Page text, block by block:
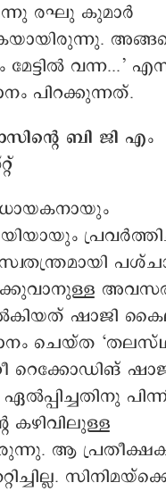
രഘു കുമാര്‍
മേട്ടില്‍ വന്ന...’
പിറക്കുന്നത്.
ബി ജി എം
ഷാജി
ചെയ്ത
റെക്കോഡിങ്
കഴിവിലുള്ള
ആ